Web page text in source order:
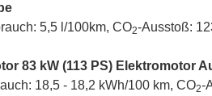
5,5 l/100km, CO2-Ausstoß:
83 kW (113 PS) Elektromotor
18,5 - 18,2 kWh/100 km, CO2-